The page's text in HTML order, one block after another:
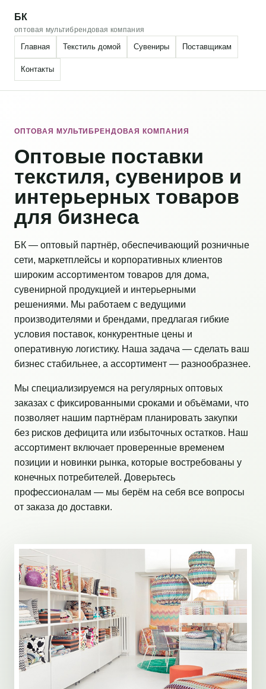
БК
оптовая мультибрендовая компания
Главная Текстиль домой Сувениры Поставщикам
Контакты
ОПТОВАЯ МУЛЬТИБРЕНДОВАЯ КОМПАНИЯ
Оптовые поставки
текстиля, сувениров и
интерьерных товаров
для бизнеса
БК — оптовый партнёр, обеспечивающий розничные
сети, маркетплейсы и корпоративных клиентов
широким ассортиментом товаров для дома,
сувенирной продукцией и интерьерными
решениями. Мы работаем с ведущими
производителями и брендами, предлагая гибкие
условия поставок, конкурентные цены и
оперативную логистику. Наша задача — сделать ваш
бизнес стабильнее, а ассортимент — разнообразнее.
Мы специализируемся на регулярных оптовых
заказах с фиксированными сроками и объёмами, что
позволяет нашим партнёрам планировать закупки
без рисков дефицита или избыточных остатков. Наш
ассортимент включает проверенные временем
позиции и новинки рынка, которые востребованы у
конечных потребителей. Доверьтесь
профессионалам — мы берём на себя все вопросы
от заказа до доставки.